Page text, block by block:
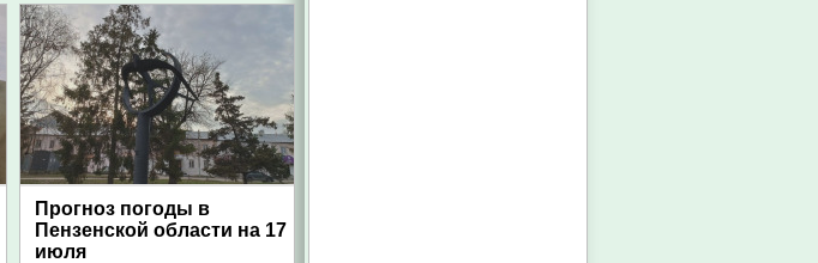
Прогноз погоды в
Пензенской области на 17
июля